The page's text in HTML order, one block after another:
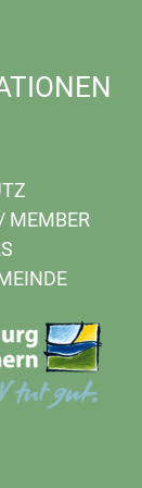
/ MEMBER